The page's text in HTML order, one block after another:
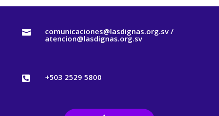
 comunicaciones@lasdignas.org.sv /
atencion@lasdignas.org.sv
 +503 2529 5800